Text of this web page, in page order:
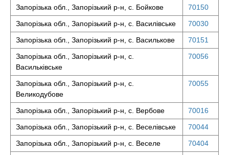
Запорізька обл., Запорізький р-н, с. Бойкове
70150
Запорізька обл., Запорізький р-н, с. Василівське
70030
Запорізька обл., Запорізький р-н, с. Василькове
70151
Запорізька обл., Запорізький р-н, с.
Васильківське
70056
Запорізька обл., Запорізький р-н, с.
Великодубове
70055
Запорізька обл., Запорізький р-н, с. Вербове
70016
Запорізька обл., Запорізький р-н, с. Веселівське
70044
Запорізька обл., Запорізький р-н, с. Веселе
70404